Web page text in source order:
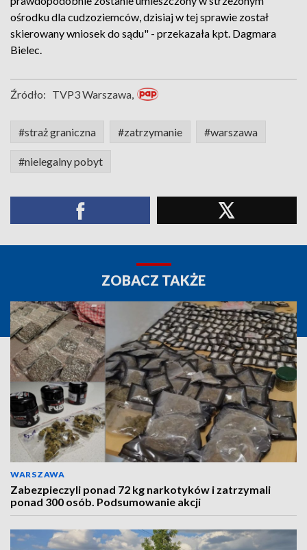
ośrodku dla cudzoziemców, dzisiaj w tej sprawie został
skierowany wniosek do sądu" - przekazała kpt. Dagmara
Bielec.
Źródło: TVP3 Warszawa,
#straż graniczna #zatrzymanie #warszawa
#nielegalny pobyt
ZOBACZ TAKŻE
WARSZAWA
Zabezpieczyli ponad 72 kg narkotyków i zatrzymali
ponad 300 osób. Podsumowanie akcji